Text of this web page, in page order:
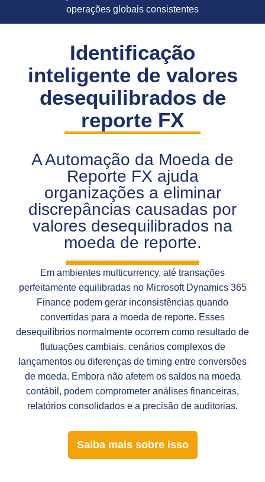
operações globais consistentes
Identificação
inteligente de valores
desequilibrados de
reporte FX
A Automação da Moeda de
Reporte FX ajuda
organizações a eliminar
discrepâncias causadas por
valores desequilibrados na
moeda de reporte.
Em ambientes multicurrency, até transações
perfeitamente equilibradas no Microsoft Dynamics 365
Finance podem gerar inconsistências quando
convertidas para a moeda de reporte. Esses
desequilíbrios normalmente ocorrem como resultado de
flutuações cambiais, cenários complexos de
lançamentos ou diferenças de timing entre conversões
de moeda. Embora não afetem os saldos na moeda
contábil, podem comprometer análises financeiras,
relatórios consolidados e a precisão de auditorias.
Saiba mais sobre isso